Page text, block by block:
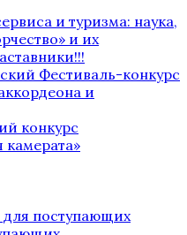
и туризма: наука,
и их
Фестиваль-конкурс
и
конкурс
камерата»
поступающих